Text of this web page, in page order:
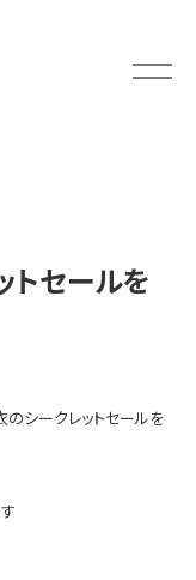
トセールを
のシークレットセールを